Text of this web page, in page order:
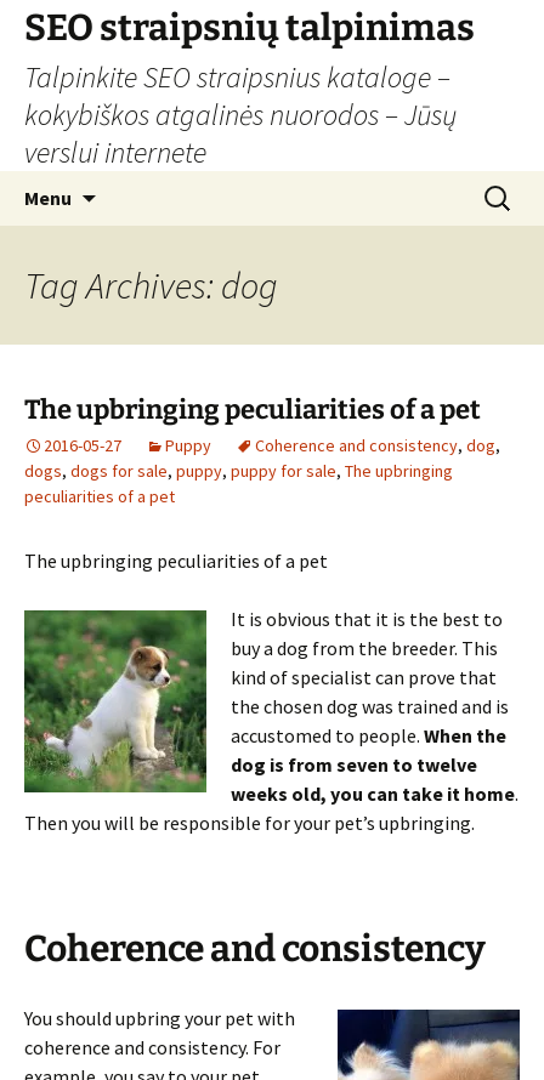
Skip
content
SEO straipsnių talpinimas
Talpinkite SEO straipsnius kataloge –
kokybiškos atgalinės nuorodos – Jūsų
verslui internete
Menu
Search
for:
Tag Archives: dog
The upbringing peculiarities of a pet
2016-05-27 Puppy Coherence and consistency, dog,
dogs, dogs for sale, puppy, puppy for sale, The upbringing
peculiarities of a pet
The upbringing peculiarities of a pet
It is obvious that it is the best to
buy a dog from the breeder. This
kind of specialist can prove that
the chosen dog was trained and is
accustomed to people. When the
dog is from seven to twelve
weeks old, you can take it home.
Then you will be responsible for your pet’s upbringing.
Coherence and consistency
You should upbring your pet with
coherence and consistency. For